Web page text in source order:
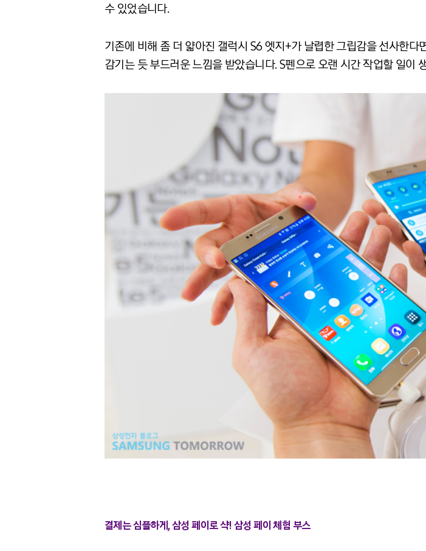
수 있었습니다.
기존에 비해 좀 더 얇아진 갤럭시 S6 엣지+가 날렵한 그립감을 선사한
감기는 듯 부드러운 느낌을 받았습니다. S펜으로 오랜 시간 작업할 일이
결제는 심플하게, 삼성 페이로 샥! 삼성 페이 체험 부스